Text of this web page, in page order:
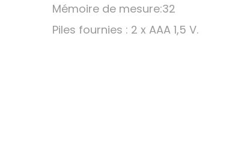
Mémoire de mesure:32
Piles fournies : 2 x AAA 1,5 V.